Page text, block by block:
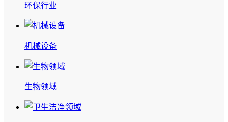
环保行业
机械设备
生物领域